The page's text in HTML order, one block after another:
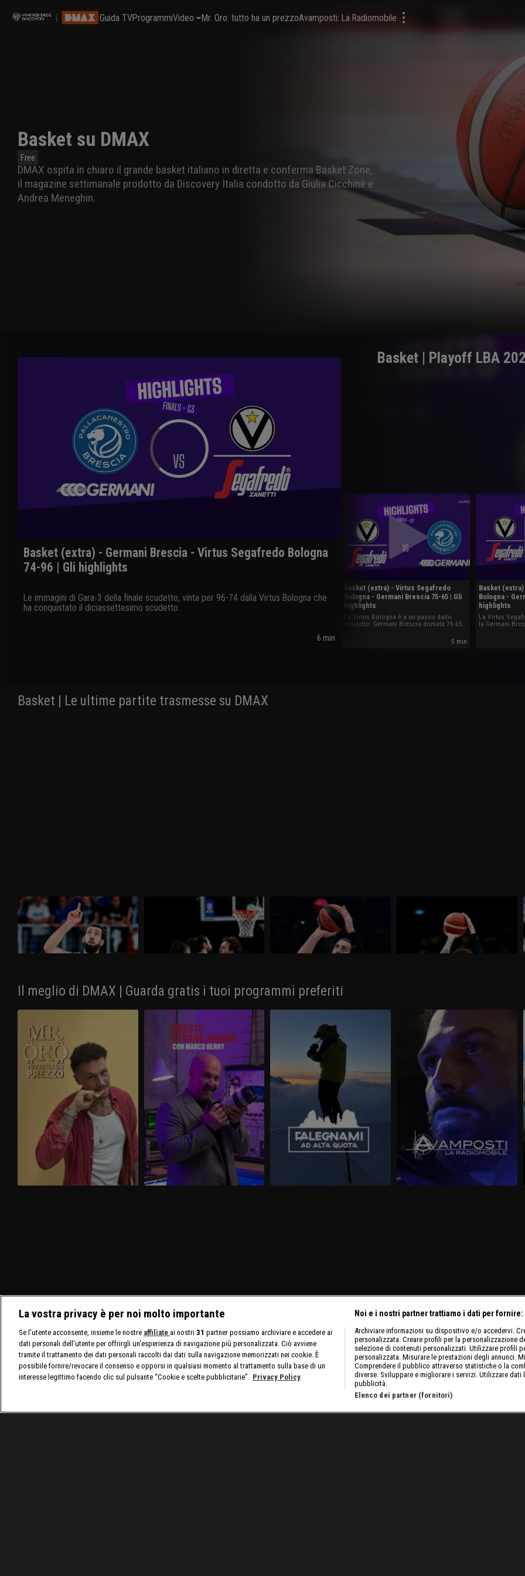
Guida TVProgrammiVideo Mr. Oro: tutto ha un prezzoAvamposti: La Radiomobile
Basket su DMAX
Free
DMAX ospita in chiaro il grande basket italiano in diretta e conferma Basket Zone,
il magazine settimanale prodotto da Discovery Italia condotto da Giulia Cicchinè e
Andrea Meneghin.
Basket | Playoff LBA
Basket (extra) - Germani Brescia - Virtus Segafredo Bologna
74-96 | Gli highlights
Le immagini di Gara-3 della finale scudetto, vinta per 96-74 dalla Virtus Bologna che
ha conquistato il diciassettesimo scudetto.
6 min
Basket (extra) - Virtus Segafredo
Bologna - Germani Brescia 75-65 | Gli
highlights
La Virtus Bologna è a un passo dallo
Scudetto: Germani Brescia domata 75-65
5 min
Basket
Bologna -
highlights
La Virtus
la Germani
Basket | Le ultime partite trasmesse su DMAX
Brescia - Virtus Bologna 74-96
Non c'è stata partita in gara-3, vinta
nettamente dalla Virtus Bologna al
PalaLeonessa per 96-74. I felsinei
chiudono sul 3-0 la finale e festeggiano il
Virtus Bologna - Brescia 75-65
Alla Segafredo Arena la Virtus Bologna
si porta sul 2-0 nella serie delle finali-
scudetto regolando la Germani Brescia
per 75-65 in gara-2.
Virtus Bologna - Brescia 90-87
Alla Segafredo Arena la Virtus Bologna
si aggiudica Gara-1 delle finali-scudetto
superando Brescia per 90-87.
68-78
Colpo della Virtus Segafredo Bologna,
che sbanca l'Unipol Forum per 78-68 e
torna in vantaggio 2-1 nella serie con
l'EA7 Emporio Armani Milano.
Il meglio di DMAX | Guarda gratis i tuoi programmi preferiti
La vostra privacy è per noi molto importante
Se l'utente acconsente, insieme le nostre affiliate ai nostri 31 partner possiamo archiviare e accedere ai
dati personali dell'utente per offrirgli un'esperienza di navigazione più personalizzata. Ciò avviene
tramite il trattamento dei dati personali raccolti dai dati sulla navigazione memorizzati nei cookie. È
possibile fornire/revocare il consenso e opporsi in qualsiasi momento al trattamento sulla base di un
interesse legittimo facendo clic sul pulsante “Cookie e scelte pubblicitarie”. Privacy Policy
Noi e i nostri partner trattiamo i dati per fornire:
Archiviare informazioni su dispositivo e/o accedervi.
personalizzata. Creare profili per la personalizzazione
selezione di contenuti personalizzati. Utilizzare profili
personalizzata. Misurare le prestazioni degli annunci.
Comprendere il pubblico attraverso statistiche o la
diverse. Sviluppare e migliorare i servizi. Utilizzare dati
pubblicità.
Elenco dei partner (fornitori)